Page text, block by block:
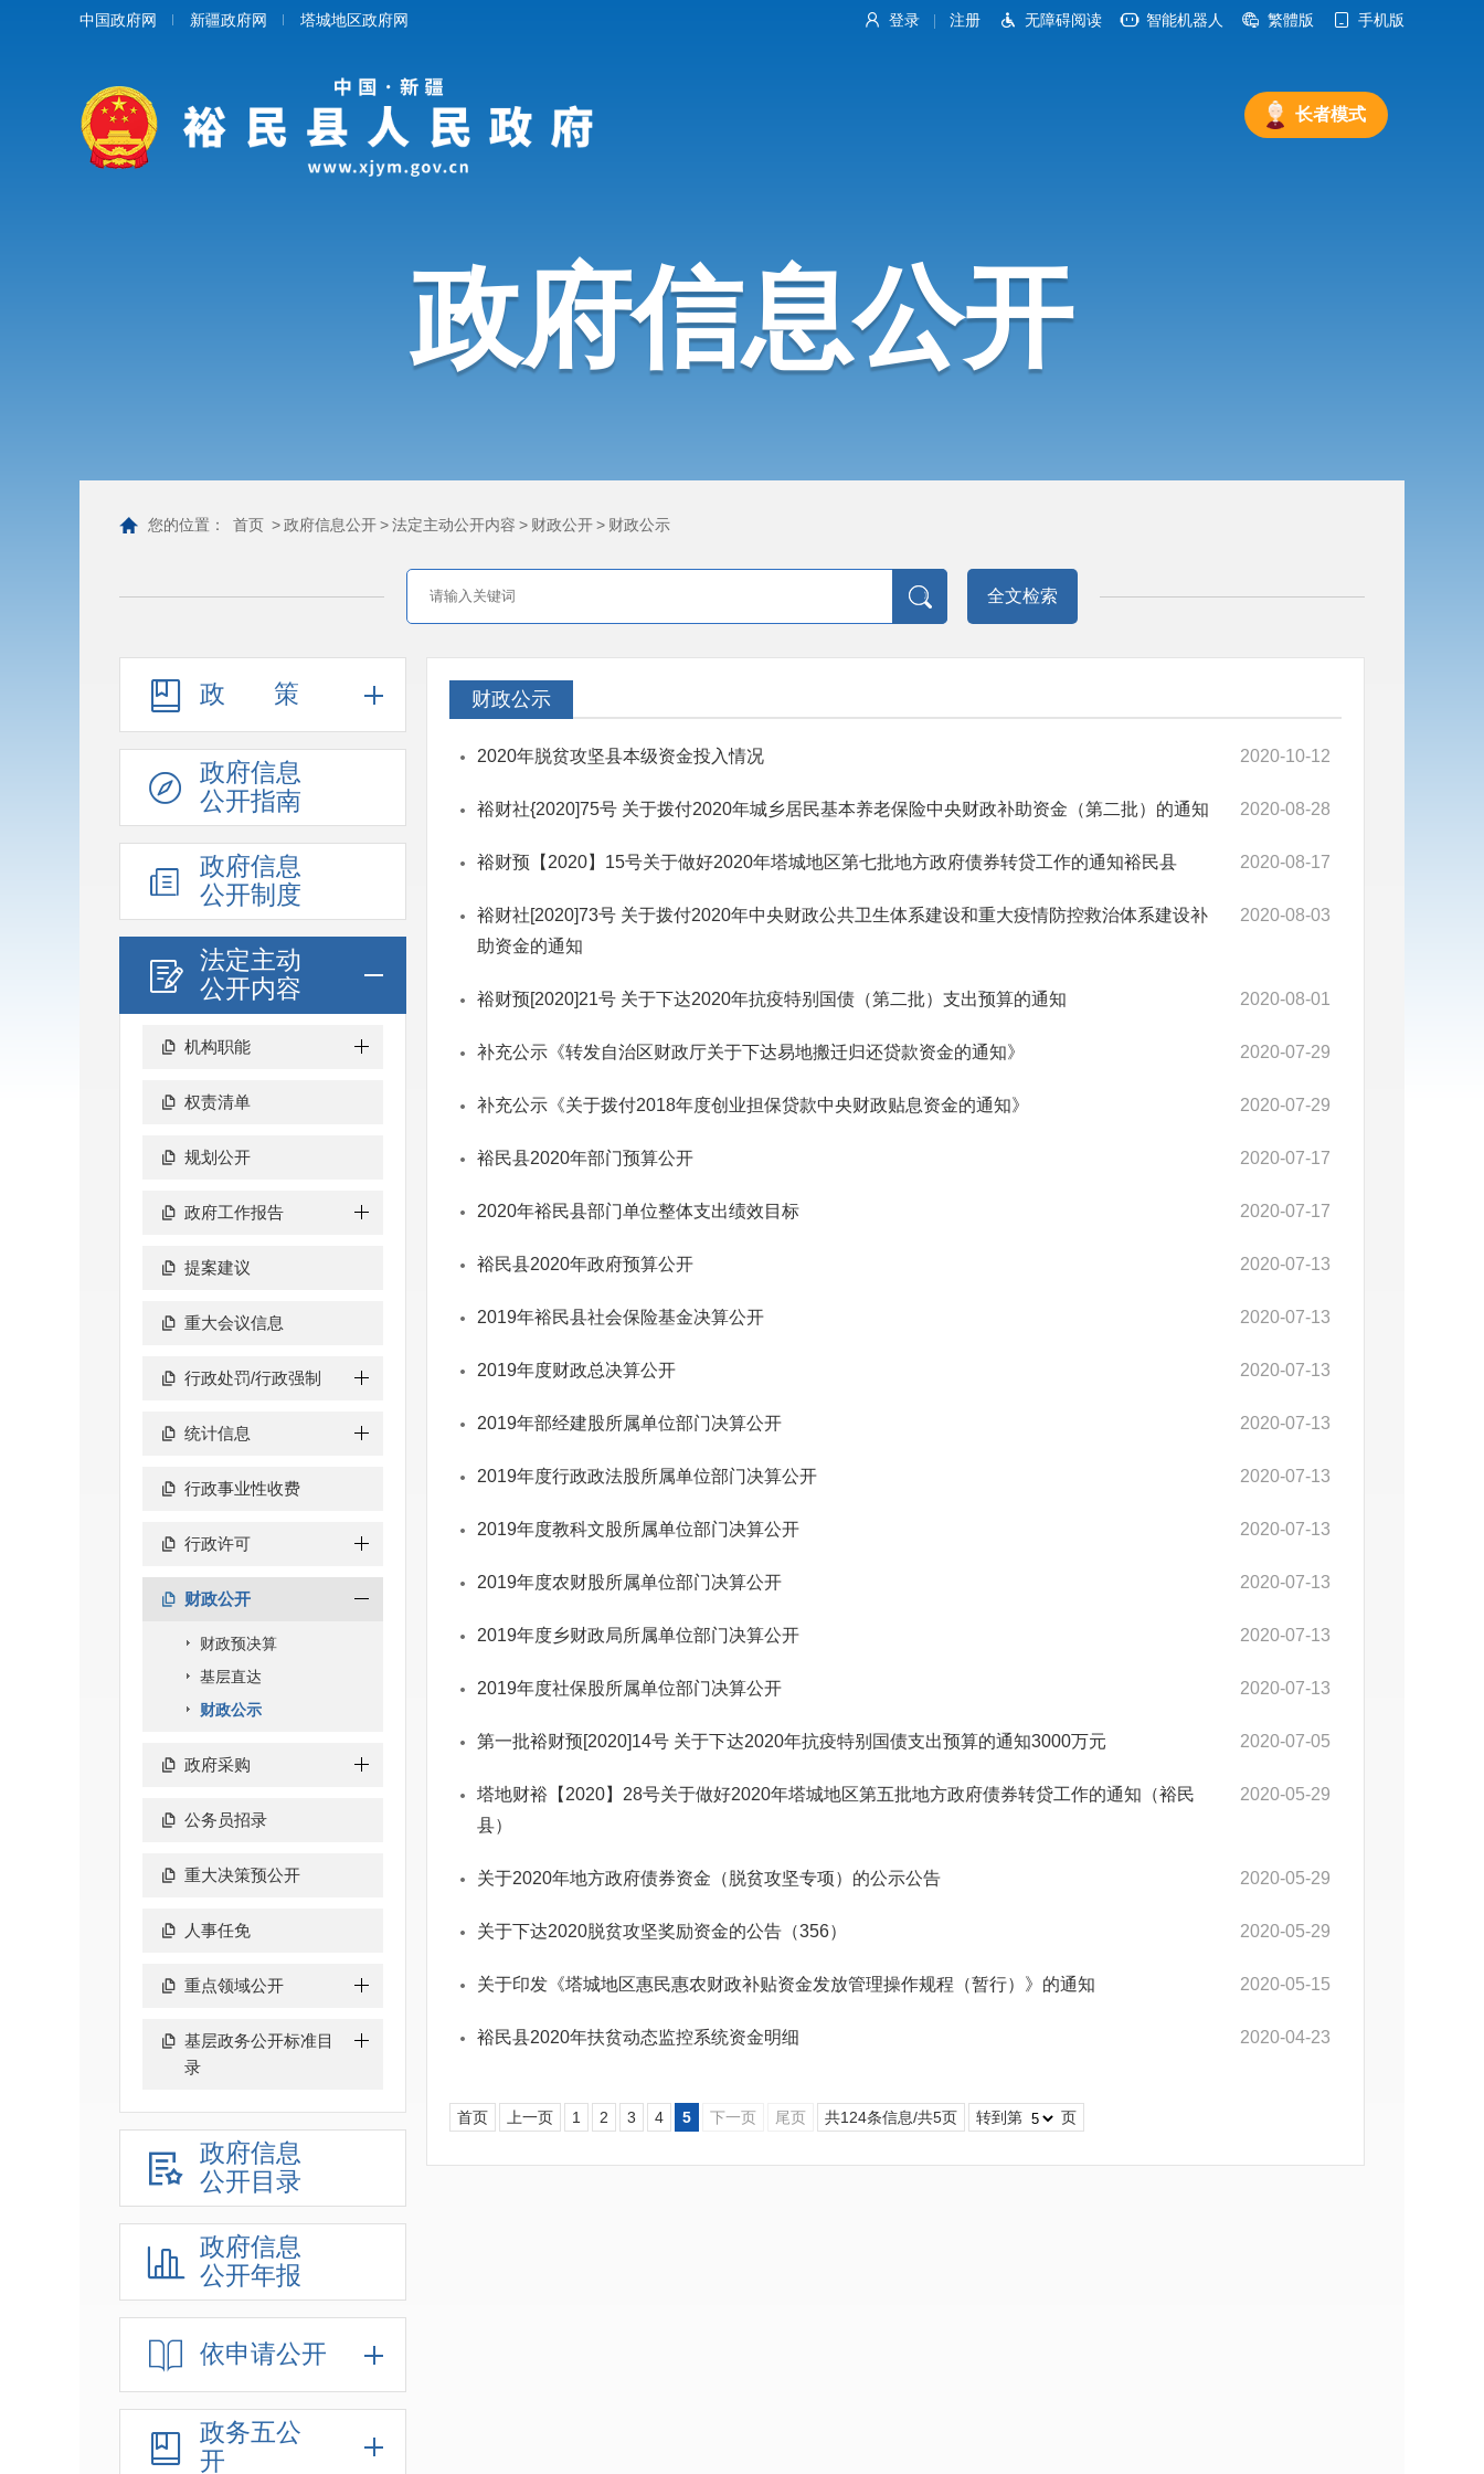
登录 注册 无障碍阅读 智能机器人 繁體版 手机版
中国政府网 新疆政府网 塔城地区政府网
长者模式
政府信息公开
您的位置： 首页 >政府信息公开>法定主动公开内容 > 财政公开> 财政公示
全文检索
政策
政府信息
公开指南
政府信息
公开制度
法定主动
公开内容
机构职能
权责清单
规划公开
政府工作报告
提案建议
重大会议信息
行政处罚/行政强制
统计信息
行政事业性收费
行政许可
财政公开
财政预决算
基层直达
财政公示
政府采购
公务员招录
重大决策预公开
人事任免
重点领域公开
基层政务公开标准目
录
政府信息
公开目录
政府信息
公开年报
依申请公开
政务五公
开
财政公示
2020-10-12
2020年脱贫攻坚县本级资金投入情况
2020-08-28
裕财社{2020]75号 关于拨付2020年城乡居民基本养老保险中央财政补助资金（第二批）的通知
2020-08-17
裕财预【2020】15号关于做好2020年塔城地区第七批地方政府债券转贷工作的通知裕民县
2020-08-03
裕财社[2020]73号 关于拨付2020年中央财政公共卫生体系建设和重大疫情防控救治体系建设补
助资金的通知
2020-08-01
裕财预[2020]21号 关于下达2020年抗疫特别国债（第二批）支出预算的通知
2020-07-29
补充公示《转发自治区财政厅关于下达易地搬迁归还贷款资金的通知》
2020-07-29
补充公示《关于拨付2018年度创业担保贷款中央财政贴息资金的通知》 ​
2020-07-17
裕民县2020年部门预算公开
2020-07-17
2020年裕民县部门单位整体支出绩效目标
2020-07-13
裕民县2020年政府预算公开
2020-07-13
2019年裕民县社会保险基金决算公开
2020-07-13
2019年度财政总决算公开
2020-07-13
2019年部经建股所属单位部门决算公开
2020-07-13
2019年度行政政法股所属单位部门决算公开
2020-07-13
2019年度教科文股所属单位部门决算公开
2020-07-13
2019年度农财股所属单位部门决算公开
2020-07-13
2019年度乡财政局所属单位部门决算公开
2020-07-13
2019年度社保股所属单位部门决算公开
2020-07-05
第一批裕财预[2020]14号 关于下达2020年抗疫特别国债支出预算的通知3000万元
2020-05-29
塔地财裕【2020】28号关于做好2020年塔城地区第五批地方政府债券转贷工作的通知（裕民
县）
2020-05-29
关于2020年地方政府债券资金（脱贫攻坚专项）的公示公告
2020-05-29
关于下达2020脱贫攻坚奖励资金的公告（356）
2020-05-15
关于印发《塔城地区惠民惠农财政补贴资金发放管理操作规程（暂行）》的通知
2020-04-23
裕民县2020年扶贫动态监控系统资金明细
首页 上一页 1 2 3 4 5 下一页 尾页 共124条信息/共5页 转到第 页